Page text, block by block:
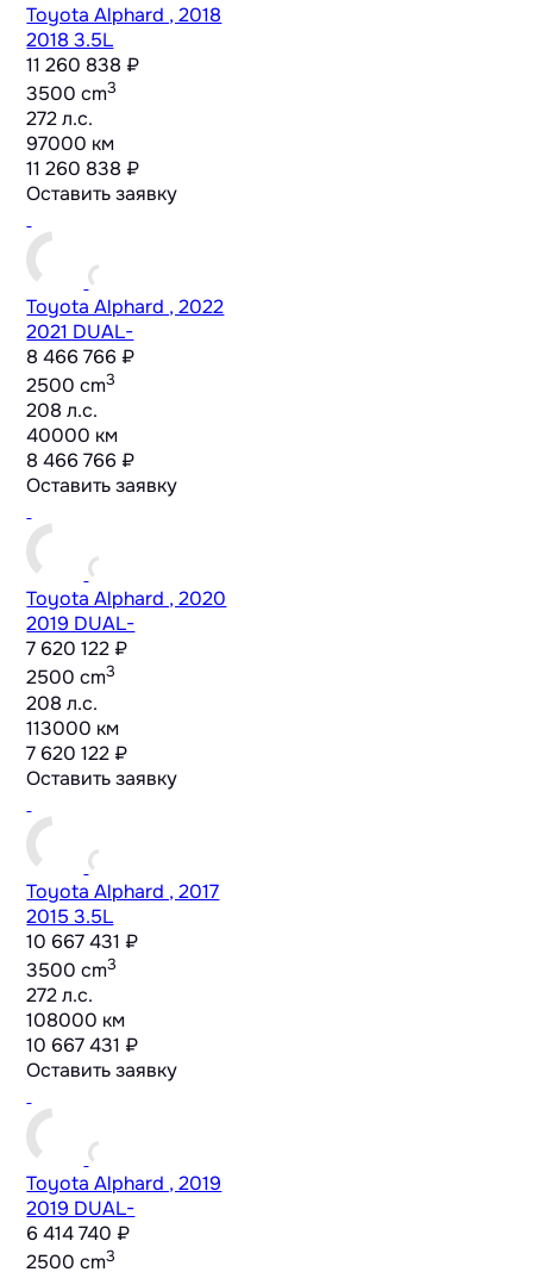
Toyota Alphard , 2018
2018 3.5L
11 260 838 ₽
3500 cm3
272 л.с.
97000 км
11 260 838 ₽
Оставить заявку
Toyota Alphard , 2022
2021 DUAL-
8 466 766 ₽
2500 cm3
208 л.с.
40000 км
8 466 766 ₽
Оставить заявку
Toyota Alphard , 2020
2019 DUAL-
7 620 122 ₽
2500 cm3
208 л.с.
113000 км
7 620 122 ₽
Оставить заявку
Toyota Alphard , 2017
2015 3.5L
10 667 431 ₽
3500 cm3
272 л.с.
108000 км
10 667 431 ₽
Оставить заявку
Toyota Alphard , 2019
2019 DUAL-
6 414 740 ₽
2500 cm3